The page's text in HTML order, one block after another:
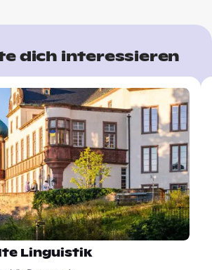
dich interessieren
Linguistik